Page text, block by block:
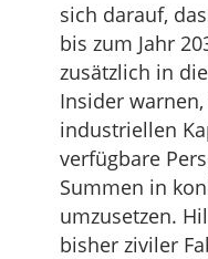
sich darauf,
bis zum Jahr
zusätzlich in
Insider
industriellen
verfügbare
Summen in
umzusetzen.
bisher ziviler